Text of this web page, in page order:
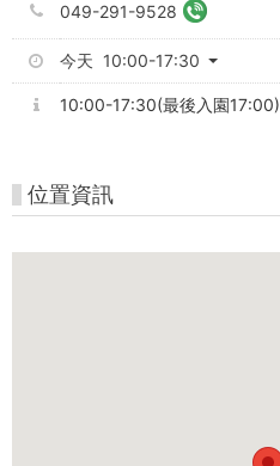
049-291-9528
今天 10:00-17:30
10:00-17:30(最後入園17:00)
位置資訊